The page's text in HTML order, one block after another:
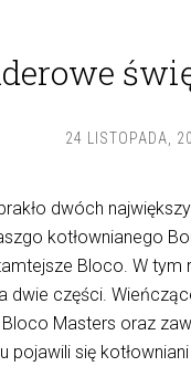
24 LISTOPADA,
dwóch
kotłownianego
Bloco. W
dwie części.
Masters oraz
pojawili się